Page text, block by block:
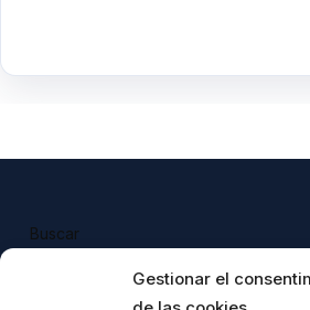
Gestionar el
Buscar